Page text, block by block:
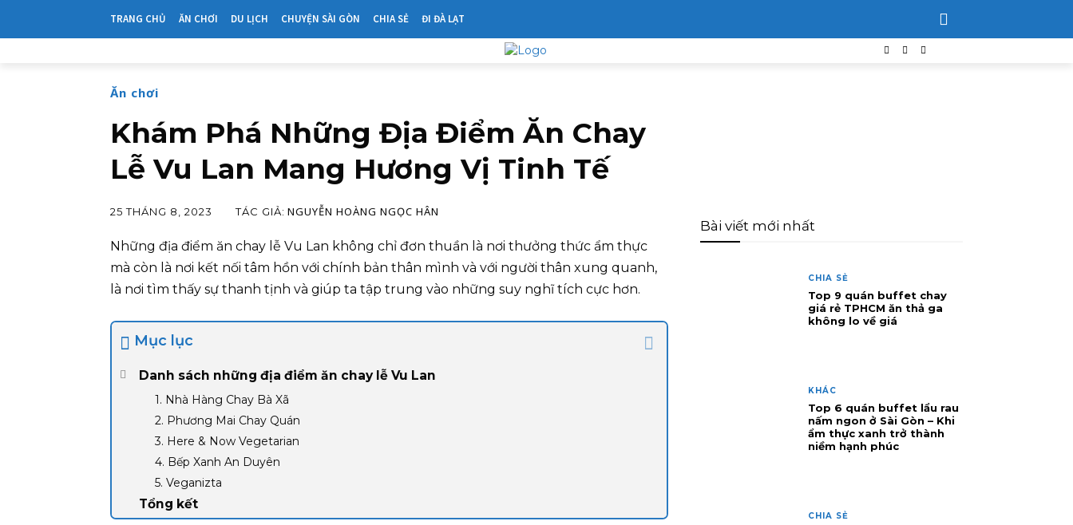
TRANG CHỦ ĂN CHƠI DU LỊCH CHUYỆN SÀI GÒN CHIA SẺ ĐI ĐÀ LẠT
Ăn chơi
Khám Phá Những Địa Điểm Ăn Chay
Lễ Vu Lan Mang Hương Vị Tinh Tế
25 THÁNG 8, 2023 TÁC GIẢ: NGUYỄN HOÀNG NGỌC HÂN
Những địa điểm ăn chay lễ Vu Lan không chỉ đơn thuần là nơi thưởng thức ẩm thực
mà còn là nơi kết nối tâm hồn với chính bản thân mình và với người thân xung quanh,
là nơi tìm thấy sự thanh tịnh và giúp ta tập trung vào những suy nghĩ tích cực hơn.
Mục lục
Danh sách những địa điểm ăn chay lễ Vu Lan
1. Nhà Hàng Chay Bà Xã
2. Phương Mai Chay Quán
3. Here & Now Vegetarian
4. Bếp Xanh An Duyên
5. Veganizta
Tổng kết
Bài viết mới nhất
CHIA SẺ
Top 9 quán buffet chay
giá rẻ TPHCM ăn thả ga
không lo về giá
KHÁC
Top 6 quán buffet lẩu rau
nấm ngon ở Sài Gòn – Khi
ẩm thực xanh trở thành
niềm hạnh phúc
CHIA SẺ